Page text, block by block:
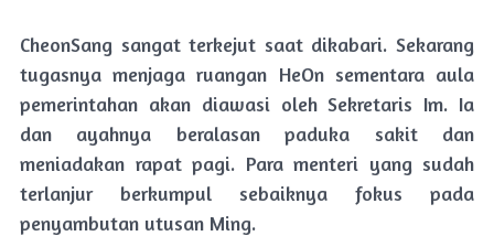
CheonSang sangat terkejut saat dikabari. Sekarang
tugasnya menjaga ruangan HeOn sementara aula
pemerintahan akan diawasi oleh Sekretaris Im. Ia
dan ayahnya beralasan paduka sakit dan
meniadakan rapat pagi. Para menteri yang sudah
terlanjur berkumpul sebaiknya fokus pada
penyambutan utusan Ming.